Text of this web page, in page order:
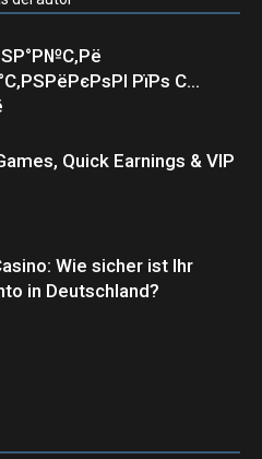
РїРѕ С…
Quick Earnings & VIP
Wie sicher ist Ihr
in Deutschland?